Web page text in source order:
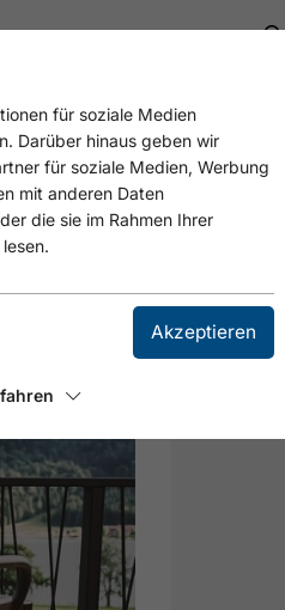
für soziale Medien
Darüber hinaus geben wir
für soziale Medien, Werbung
mit anderen Daten
die sie im Rahmen Ihrer
lesen.
Akzeptieren